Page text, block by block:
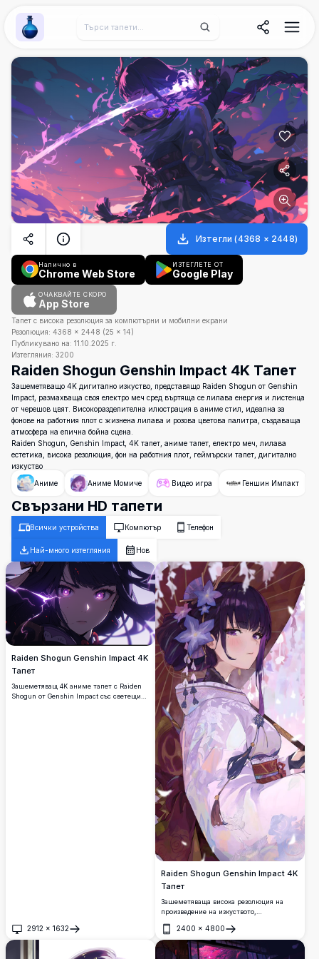
Wallpaper Alchemy
Изтегли (4368 × 2448)
Налично в
Chrome Web Store
ИЗТЕГЛЕТЕ ОТ
Google Play
ОЧАКВАЙТЕ СКОРО
App Store
Тапет с висока резолюция за компютърни и мобилни екрани
Резолюция: 4368 × 2448 (25 × 14)
Публикувано на: 11.10.2025 г.
Изтегляния: 3200
Raiden Shogun Genshin Impact 4K Тапет
Зашеметяващо 4K дигитално изкуство, представящо Raiden Shogun от Genshin
Impact, размахваща своя електро меч сред въртяща се лилава енергия и листенца
от черешов цвят. Високоразделителна илюстрация в аниме стил, идеална за
фонове на работния плот с жизнена лилава и розова цветова палитра, създаваща
атмосфера на епична бойна сцена.
Raiden Shogun, Genshin Impact, 4K тапет, аниме тапет, електро меч, лилава
естетика, висока резолюция, фон на работния плот, геймърски тапет, дигитално
изкуство
Аниме
Аниме Момиче Видео игра Геншин Импакт
Свързани HD тапети
Всички устройства Компютър Телефон
Най-много изтегляния Нов
Raiden Shogun Genshin Impact 4K
Тапет
Зашеметяващ 4K аниме тапет с Raiden
Shogun от Genshin Impact със светещи
2912 × 1632
Отвори
Raiden Shogun Genshin Impact 4K
Тапет
Зашеметяваща висока резолюция на
произведение на изкуството,
Impact в традиционно японско кимоно,
украсено с лилави цветя. Красиви
листенца от черешов цвят падат около
2400 × 4800
Отвори